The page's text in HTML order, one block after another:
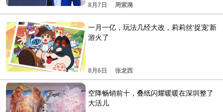
8月7日 周紫漪
一月一亿，玩法几经大改，莉莉丝‘捉宠’新
游火了
8月6日 张龙西
空降畅销前十，叠纸闪耀暖暖在深圳整了
大活儿